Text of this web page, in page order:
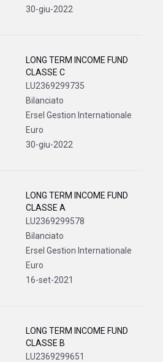
30-giu-2022
LONG TERM INCOME FUND
CLASSE C
LU2369299735
Bilanciato
Ersel Gestion Internationale
Euro
30-giu-2022
LONG TERM INCOME FUND
CLASSE A
LU2369299578
Bilanciato
Ersel Gestion Internationale
Euro
16-set-2021
LONG TERM INCOME FUND
CLASSE B
LU2369299651